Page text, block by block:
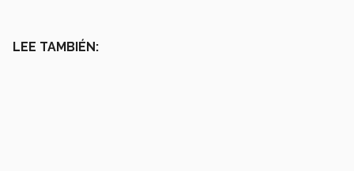
LEE TAMBIÉN: